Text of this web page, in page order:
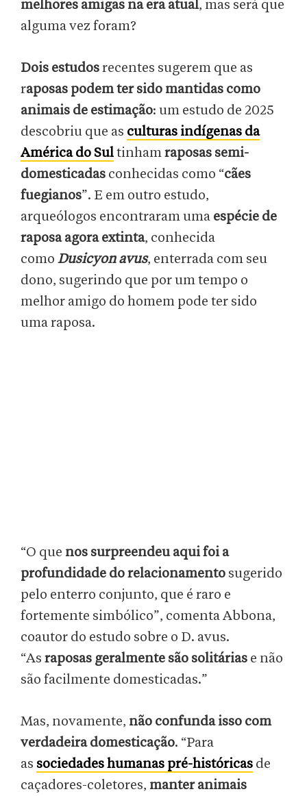
melhores amigas na era atual, mas será que
alguma vez foram?
Dois estudosrecentes sugerem que as
raposas podem ter sido mantidas como
animais de estimação: um estudo de 2025
descobriu que as culturas indígenas da
América do Sultinhamraposas semi-
domesticadas conhecidas como “cães
fuegianos”. E em outro estudo,
arqueólogos encontraram uma espécie de
raposa agora extinta, conhecida
como Dusicyon avus, enterrada com seu
dono, sugerindo que por um tempo o
melhor amigo do homem pode ter sido
uma raposa.
“O que nos surpreendeu aqui foi a
profundidade do relacionamento sugerido
pelo enterro conjunto, que é raro e
fortemente simbólico”, comenta Abbona,
coautor do estudo sobre o D. avus.
“As raposas geralmente são solitárias e não
são facilmente domesticadas.”
Mas, novamente, não confunda isso com
verdadeira domesticação. “Para
as sociedades humanas pré-históricas de
caçadores-coletores, manter animais